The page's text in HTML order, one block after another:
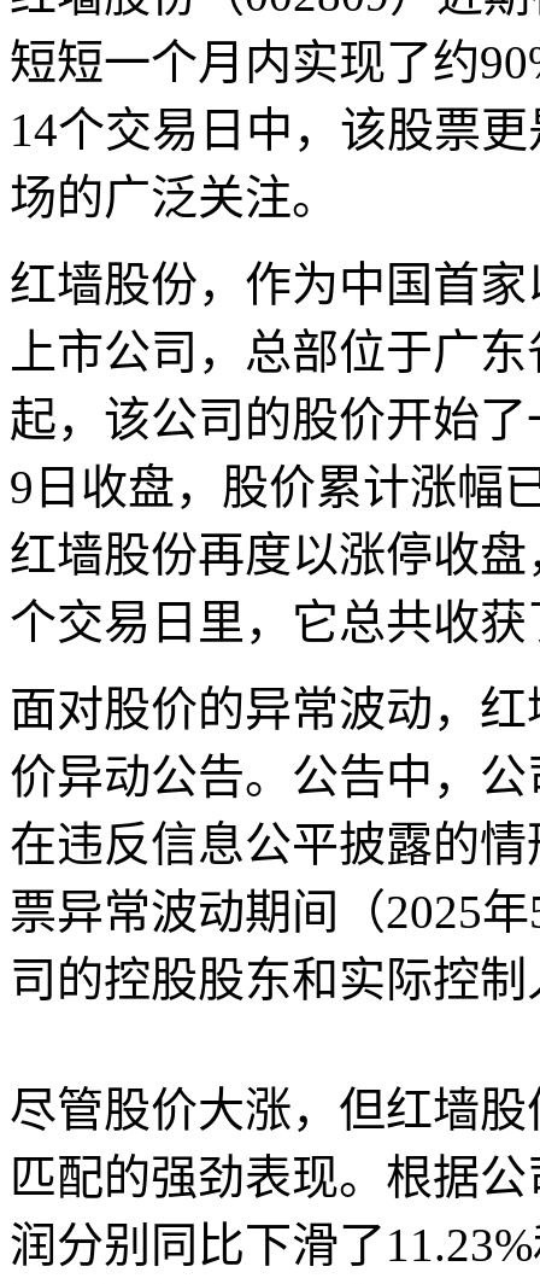
短短一个月内实现了约
14个交易日中，该股票
场的广泛关注。
红墙股份，作为中国首
上市公司，总部位于广
起，该公司的股价开始
9日收盘，股价累计涨幅
红墙股份再度以涨停收
个交易日里，它总共收
面对股价的异常波动，
价异动公告。公告中，
在违反信息公平披露的
票异常波动期间（2025
司的控股股东和实际控
尽管股价大涨，但红墙
匹配的强劲表现。根据
润分别同比下滑了